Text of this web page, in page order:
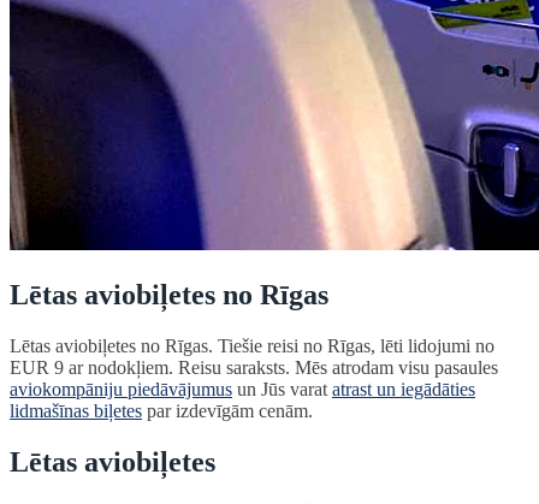
Lētas aviobiļetes no Rīgas
Lētas aviobiļetes no Rīgas. Tiešie reisi no Rīgas, lēti lidojumi no
EUR 9 ar nodokļiem. Reisu saraksts. Mēs atrodam visu pasaules
aviokompāniju piedāvājumus un Jūs varat atrast un iegādāties
lidmašīnas biļetes par izdevīgām cenām.
Lētas aviobiļetes